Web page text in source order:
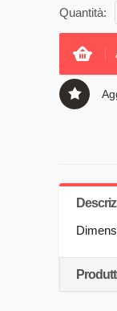
Quantità: